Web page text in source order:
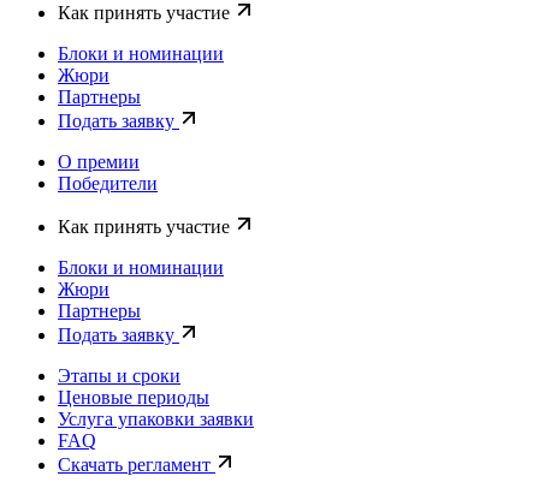
Как принять участие
Блоки и номинации
Жюри
Партнеры
Подать заявку
О премии
Победители
Как принять участие
Блоки и номинации
Жюри
Партнеры
Подать заявку
Этапы и сроки
Ценовые периоды
Услуга упаковки заявки
FAQ
Скачать регламент